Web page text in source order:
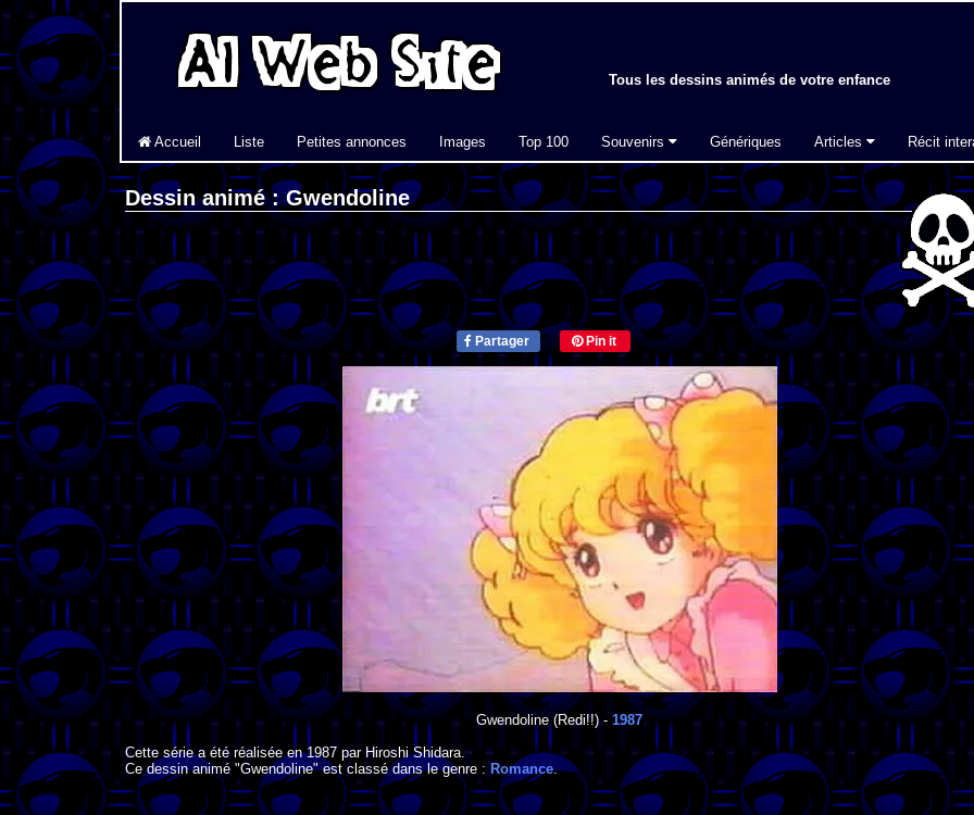
Tous les dessins animés de votre enfance
Accueil Liste Petites annonces Images Top 100 Souvenirs Génériques Articles Récit
Dessin animé : Gwendoline
Partager Pin it
Gwendoline(Redi!!) -1987
Cette série a été réalisée en1987parHiroshi Shidara.
Ce dessin animé "Gwendoline" est classé dans le genre : Romance.